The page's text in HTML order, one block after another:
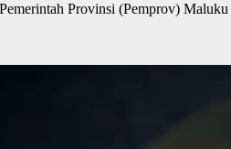
Provinsi (Pemprov)